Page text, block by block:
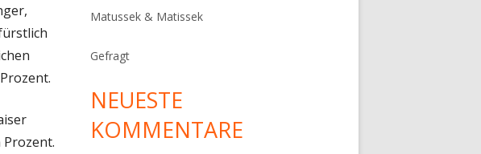
Matussek & Matissek
Gefragt
NEUESTE
KOMMENTARE